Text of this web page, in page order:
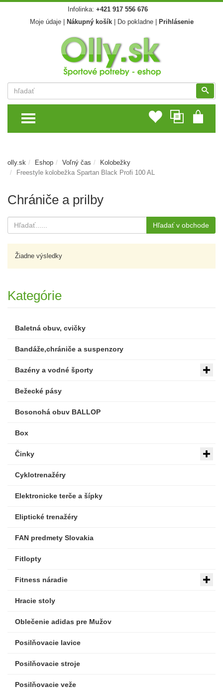
Infolinka: +421 917 556 676
Moje údaje| Nákupný košík| Do pokladne| Prihlásenie
Vyhľadať
TOGGLE MENU
olly.sk Eshop Voľný čas
Kolobežky
Freestyle kolobežka Spartan Black Profi 100 AL
Chrániče a prilby
Hľadať v obchode
Žiadne výsledky
Kategórie
Baletná obuv, cvičky
Bandáže,chrániče a suspenzory
Bazény a vodné športy
Bežecké pásy
Bosonohá obuv BALLOP
Box
Činky
Cyklotrenažéry
Elektronicke terče a šípky
Eliptické trenažéry
FAN predmety Slovakia
Fitlopty
Fitness náradie
Hracie stoly
Oblečenie adidas pre Mužov
Posilňovacie lavice
Posilňovacie stroje
Posilňovacie veže